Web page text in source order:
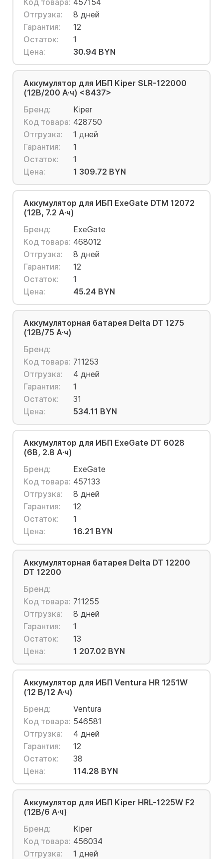
Код товара: 457154
Отгрузка:
8 дней
Гарантия:
12
Остаток:
1
Цена:
30.94 BYN
Аккумулятор для ИБП Kiper SLR-122000
(12В/200 А·ч) <8437>
Бренд:
Kiper
Код товара: 428750
Отгрузка:
1 дней
Гарантия:
1
Остаток:
1
Цена:
1 309.72 BYN
Аккумулятор для ИБП ExeGate DTM 12072
(12В, 7.2 А·ч)
Бренд:
ExeGate
Код товара: 468012
Отгрузка:
8 дней
Гарантия:
12
Остаток:
1
Цена:
45.24 BYN
Аккумуляторная батарея Delta DT 1275
(12В/75 А·ч)
Бренд:
Код товара: 711253
Отгрузка:
4 дней
Гарантия:
1
Остаток:
31
Цена:
534.11 BYN
Аккумулятор для ИБП ExeGate DT 6028
(6В, 2.8 А·ч)
Бренд:
ExeGate
Код товара: 457133
Отгрузка:
8 дней
Гарантия:
12
Остаток:
1
Цена:
16.21 BYN
Аккумуляторная батарея Delta DT 12200
DT 12200
Бренд:
Код товара: 711255
Отгрузка:
8 дней
Гарантия:
1
Остаток:
13
Цена:
1 207.02 BYN
Аккумулятор для ИБП Ventura HR 1251W
(12 В/12 А·ч)
Бренд:
Ventura
Код товара: 546581
Отгрузка:
4 дней
Гарантия:
12
Остаток:
38
Цена:
114.28 BYN
Аккумулятор для ИБП Kiper HRL-1225W F2
(12В/6 А·ч)
Бренд:
Kiper
Код товара: 456034
Отгрузка:
1 дней